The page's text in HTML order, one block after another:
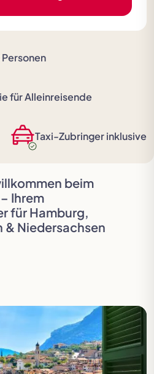
für Alleinreisende
Taxi-Zubringer inklusive
beim
Ihrem
für Hamburg,
Niedersachsen